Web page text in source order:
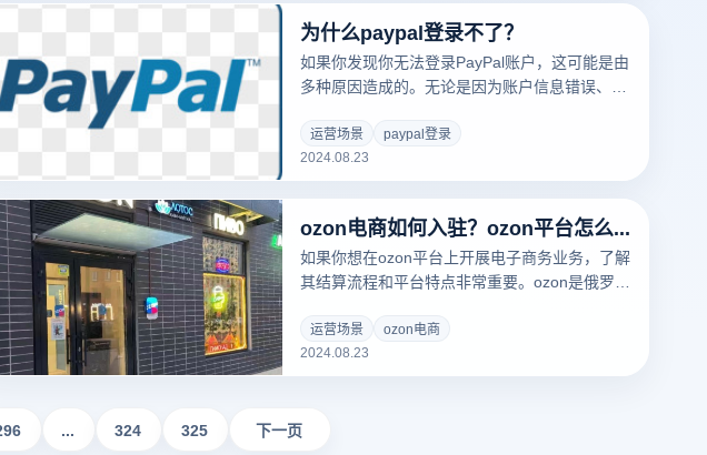
为什么paypal登录不了？
如果你发现你无法登录PayPal账户，这可能是由
多种原因造成的。无论是因为账户信息错误、网
访问账户的能力。paypal登录不了的问题作为一
个广泛使用的在线支付平台，不仅可能影响交易
的顺利进行，还可能影响账户的安全性。本文将
决这些问题的实用建议，帮助您快速恢复正常访
问账户。
运营场景
paypal登录
2024.08.23
ozon电商如何入驻？ozon平台怎么样？
如果你想在ozon平台上开展电子商务业务，了解
其结算流程和平台特点非常重要。ozon是俄罗斯
常消费品到高科技产品的广泛类别，拥有庞大的
用户基础和完善的物流体系。ozon提供了一个极
求、应用程序步骤和市场前景，以便充分利用这
运营场景
ozon电商
2024.08.23
... 324 325 下一页